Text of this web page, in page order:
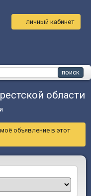
личный кабинет
области
объявление в этот